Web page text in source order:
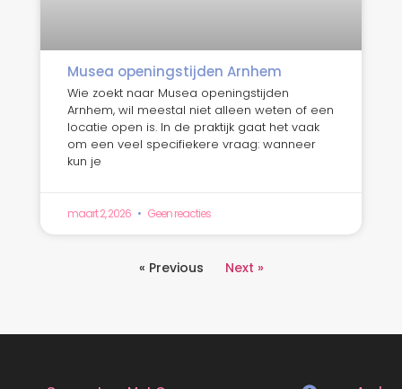
Musea openingstijden Arnhem
Wie zoekt naar Musea openingstijden
Arnhem, wil meestal niet alleen weten of een
locatie open is. In de praktijk gaat het vaak
om een veel specifiekere vraag: wanneer
kun je
maart 2, 2026 Geen reacties
« Previous Next »